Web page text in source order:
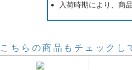
入荷時期により、商
ちらの商品もチェックし